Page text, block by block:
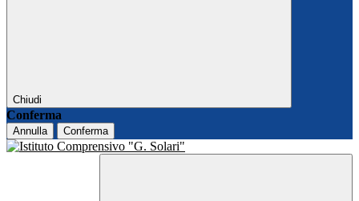
Chiudi
Conferma
Annulla Conferma